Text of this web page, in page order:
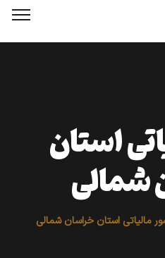
استان
شمالی
مالیاتی استان خراسان شمالی